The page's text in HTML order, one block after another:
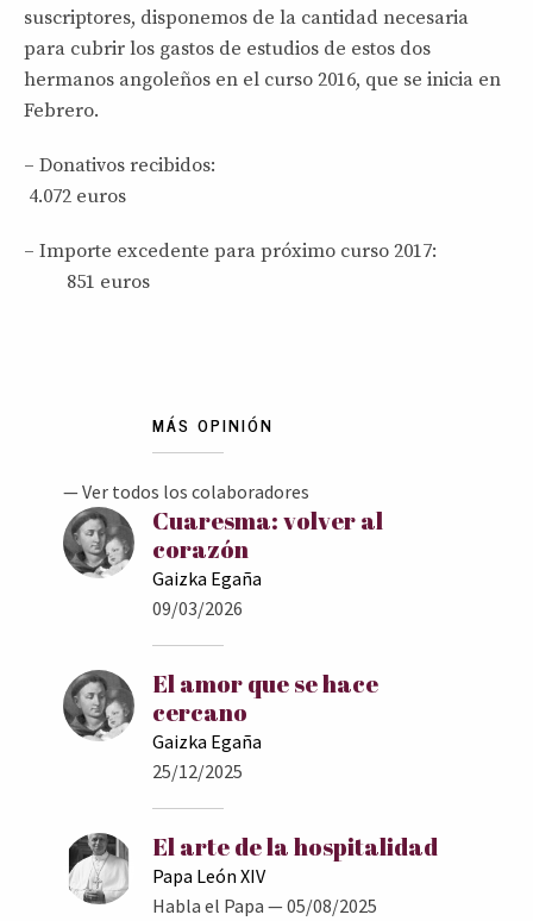
suscriptores, disponemos de la cantidad necesaria
para cubrir los gastos de estudios de estos dos
hermanos angoleños en el curso 2016, que se inicia en
Febrero.
– Donativos recibidos:
4.072 euros
– Importe excedente para próximo curso 2017:
851 euros
MÁS OPINIÓN
Cuaresma: volver al
corazón
Gaizka Egaña
09/03/2026
El amor que se hace
cercano
Gaizka Egaña
25/12/2025
El arte de la hospitalidad
Papa León XIV
Habla el Papa — 05/08/2025
— Ver todos los colaboradores